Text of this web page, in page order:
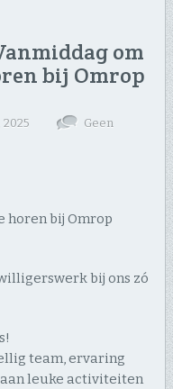
om
bij Omrop
2025
Geen
horen bij Omrop
bij ons zó
team, ervaring
leuke activiteiten